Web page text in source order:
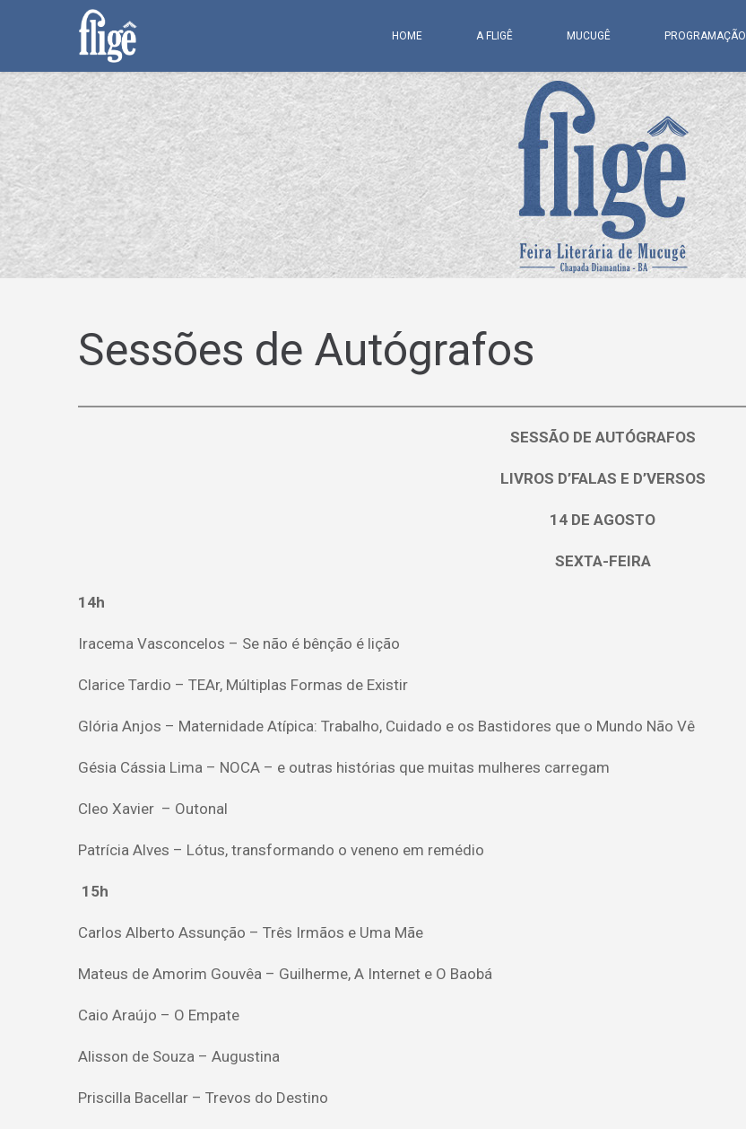
HOME A FLIGÊ MUCUGÊ PROGRAMAÇÃO
Sessões de Autógrafos
SESSÃO DE AUTÓGRAFOS
LIVROS D’FALAS E D’VERSOS
14 DE AGOSTO
SEXTA-FEIRA
14h
Iracema Vasconcelos – Se não é bênção é lição
Clarice Tardio – TEAr, Múltiplas Formas de Existir
Glória Anjos – Maternidade Atípica: Trabalho, Cuidado e os Bastidores que o Mundo Não Vê
Gésia Cássia Lima – NOCA – e outras histórias que muitas mulheres carregam
Cleo Xavier – Outonal
Patrícia Alves – Lótus, transformando o veneno em remédio
15h
Carlos Alberto Assunção – Três Irmãos e Uma Mãe
Mateus de Amorim Gouvêa – Guilherme, A Internet e O Baobá
Caio Araújo – O Empate
Alisson de Souza – Augustina
Priscilla Bacellar – Trevos do Destino